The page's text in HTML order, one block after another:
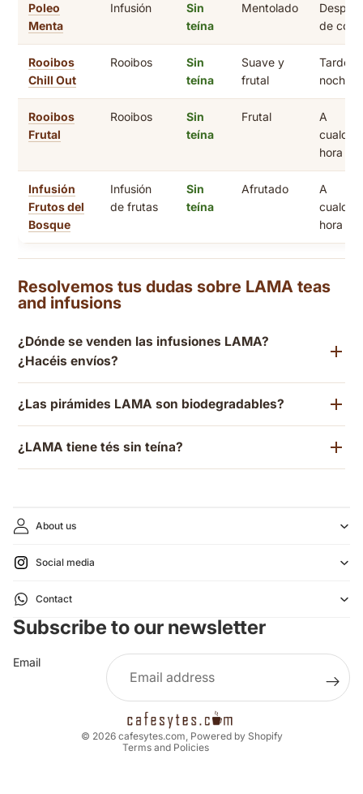
Poleo
Menta
Infusión
Sin
teína
Mentolado
de
Rooibos
Chill Out
Rooibos
Sin
teína
Suave y
frutal
Tarde /
noche
Rooibos
Frutal
Rooibos
Sin
teína
Frutal
A
hora
Infusión
Frutos del
Bosque
Infusión
de frutas
Sin
teína
Afrutado
A
hora
Resolvemos tus dudas sobre LAMA teas
and infusions
¿Dónde se venden las infusiones LAMA?
¿Hacéis envíos?
¿Las pirámides LAMA son biodegradables?
¿LAMA tiene tés sin teína?
About us
Social media
Contact
Subscribe to our newsletter
Email
© 2026 cafesytes.com, Powered by Shopify
Terms and Policies
Terms of service
Legal notice
Contact information
Cancellation policy